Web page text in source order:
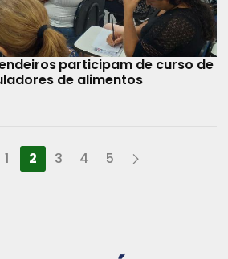
participam de curso de
de alimentos
1 2 3 4 5